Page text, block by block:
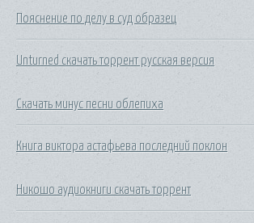
Пояснение по делу в суд образец
Unturned скачать торрент русская версия
Скачать минус песни облепиха
Книга виктора астафьева последний поклон
Никошо аудиокниги скачать торрент